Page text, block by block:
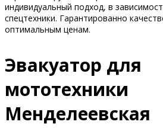
индивидуальный подход, в
спецтехники. Гарантированно
оптимальным ценам.
Эвакуатор для
мототехники
Менделеевская